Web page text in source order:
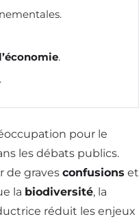
l’économie.
pour le
les débats publics.
de graves confusions et
la biodiversité, la
réduit les enjeux